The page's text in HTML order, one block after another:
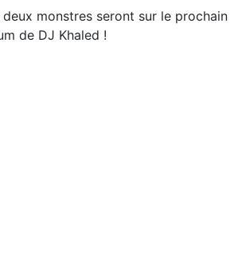
deux monstres seront sur le prochain
de DJ Khaled !